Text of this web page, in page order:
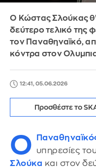
Ο Κώστας Σλούκας
δεύτερο τελικό της
τον Παναθηναϊκό,
κόντρα στον
12:41, 05.06.2026
Προσθέστε το
Ο
υπηρεσίες
Σλούκα και στον